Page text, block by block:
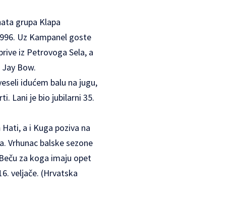
grupa Klapa
Uz Kampanel goste
iz Petrovoga Sela, a
Bow.
idućem balu na jugu,
Lani je bio jubilarni 35.
a i Kuga poziva na
Vrhunac balske sezone
za koga imaju opet
veljače. (Hrvatska